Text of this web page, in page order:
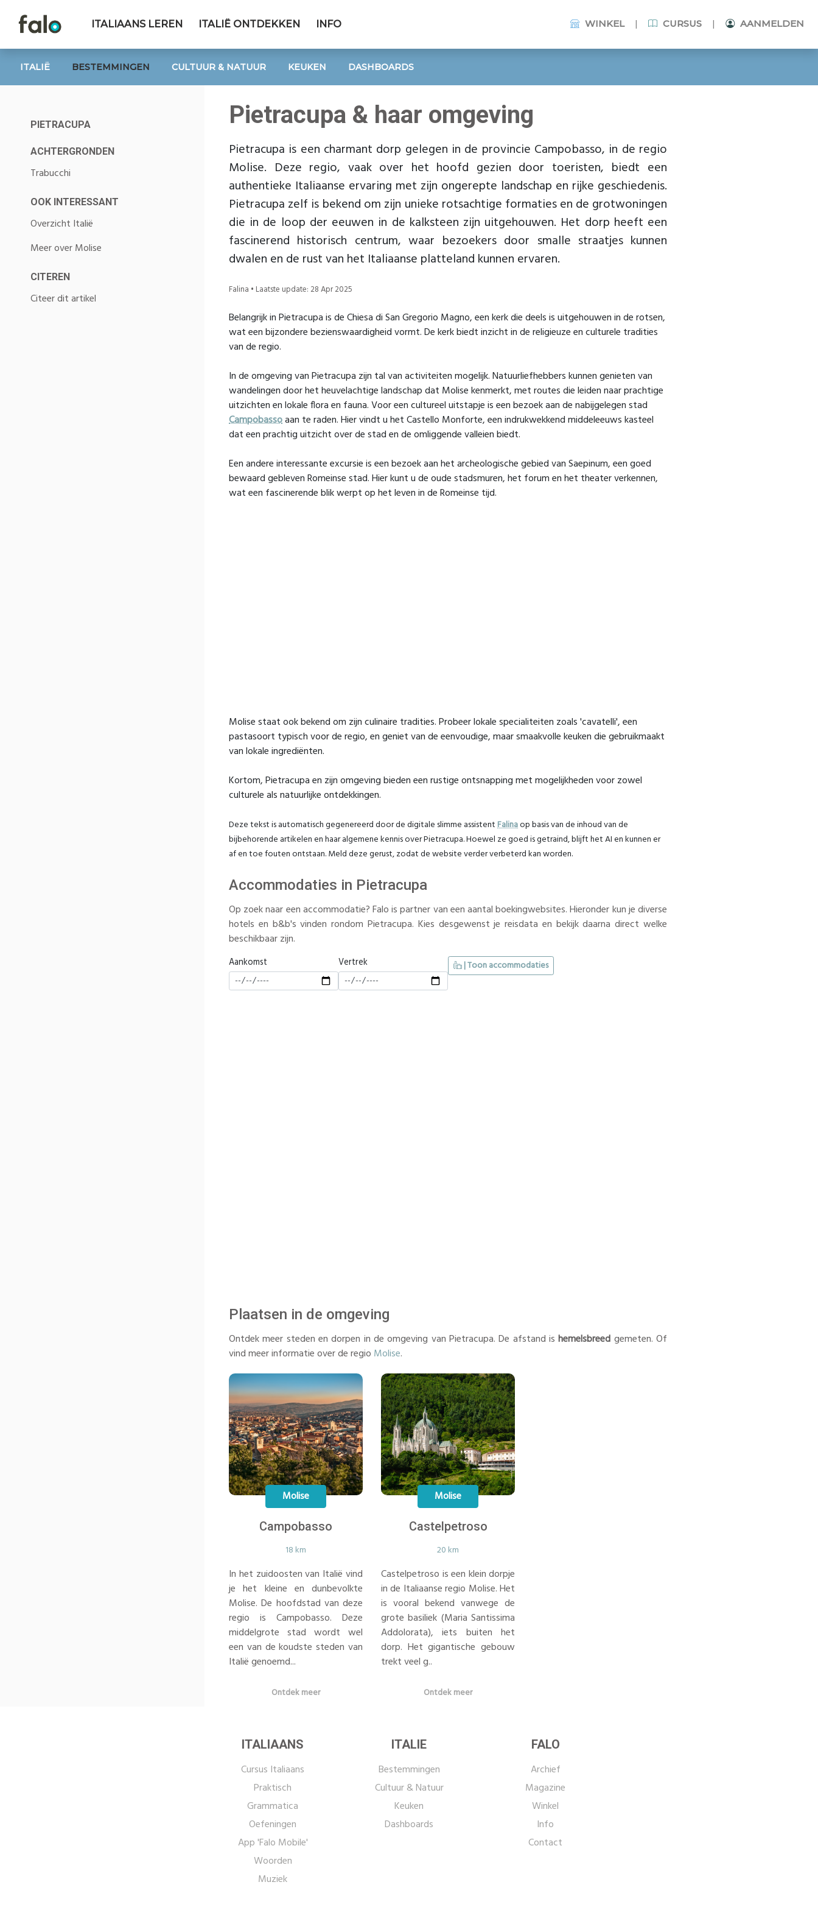
ITALIAANS LEREN ITALIË ONTDEKKEN INFO WINKEL | CURSUS | AANMELDEN
ITALIË BESTEMMINGEN CULTUUR & NATUUR KEUKEN DASHBOARDS
Pietracupa & haar omgeving
Pietracupa is een charmant dorp gelegen in de provincie Campobasso, in de regio
Molise. Deze regio, vaak over het hoofd gezien door toeristen, biedt een
authentieke Italiaanse ervaring met zijn ongerepte landschap en rijke geschiedenis.
Pietracupa zelf is bekend om zijn unieke rotsachtige formaties en de grotwoningen
die in de loop der eeuwen in de kalksteen zijn uitgehouwen. Het dorp heeft een
fascinerend historisch centrum, waar bezoekers door smalle straatjes kunnen
dwalen en de rust van het Italiaanse platteland kunnen ervaren.
Falina • Laatste update: 28 Apr 2025
Belangrijk in Pietracupa is de Chiesa di San Gregorio Magno, een kerk die deels is uitgehouwen in de rotsen,
wat een bijzondere bezienswaardigheid vormt. De kerk biedt inzicht in de religieuze en culturele tradities
van de regio.
In de omgeving van Pietracupa zijn tal van activiteiten mogelijk. Natuurliefhebbers kunnen genieten van
wandelingen door het heuvelachtige landschap dat Molise kenmerkt, met routes die leiden naar prachtige
uitzichten en lokale flora en fauna. Voor een cultureel uitstapje is een bezoek aan de nabijgelegen stad
Campobassoaan te raden. Hier vindt u het Castello Monforte, een indrukwekkend middeleeuws kasteel
dat een prachtig uitzicht over de stad en de omliggende valleien biedt.
Een andere interessante excursie is een bezoek aan het archeologische gebied van Saepinum, een goed
bewaard gebleven Romeinse stad. Hier kunt u de oude stadsmuren, het forum en het theater verkennen,
wat een fascinerende blik werpt op het leven in de Romeinse tijd.
Molise staat ook bekend om zijn culinaire tradities. Probeer lokale specialiteiten zoals 'cavatelli', een
pastasoort typisch voor de regio, en geniet van de eenvoudige, maar smaakvolle keuken die gebruikmaakt
van lokale ingrediënten.
Kortom, Pietracupa en zijn omgeving bieden een rustige ontsnapping met mogelijkheden voor zowel
culturele als natuurlijke ontdekkingen.
Deze tekst is automatisch gegenereerd door de digitale slimme assistentFalinaop basis van de inhoud van de
bijbehorende artikelen en haar algemene kennis over Pietracupa. Hoewel ze goed is getraind, blijft het AI en kunnen er
af en toe fouten ontstaan. Meld deze gerust, zodat de website verder verbeterd kan worden.
Accommodaties in Pietracupa
Op zoek naar een accommodatie? Falo is partner van een aantal boekingwebsites. Hieronder kun je diverse
hotels en b&b's vinden rondom Pietracupa. Kies desgewenst je reisdata en bekijk daarna direct welke
beschikbaar zijn.
Aankomst Vertrek | Toon accommodaties
Plaatsen in de omgeving
Ontdek meer steden en dorpen in de omgeving van Pietracupa. De afstand ishemelsbreed gemeten. Of
vind meer informatie over de regio Molise.
Molise
Campobasso
18 km
In het zuidoosten van Italië vind
je het kleine en dunbevolkte
Molise. De hoofdstad van deze
regio is Campobasso. Deze
middelgrote stad wordt wel
een van de koudste steden van
Italië genoemd...
Ontdek meer
Molise
Castelpetroso
20 km
Castelpetroso is een klein dorpje
in de Italiaanse regio Molise. Het
is vooral bekend vanwege de
grote basiliek (Maria Santissima
Addolorata), iets buiten het
dorp. Het gigantische gebouw
trekt veel g..
Ontdek meer
PIETRACUPA
ACHTERGRONDEN
Trabucchi
OOK INTERESSANT
Overzicht Italië
Meer over Molise
CITEREN
Citeer dit artikel
ITALIAANS
Cursus Italiaans
Praktisch
Grammatica
Oefeningen
App 'Falo Mobile'
Woorden
Muziek
ITALIE
Bestemmingen
Cultuur & Natuur
Keuken
Dashboards
FALO
Archief
Magazine
Winkel
Info
Contact